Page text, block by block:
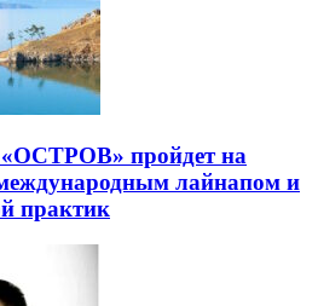
«ОСТРОВ» пройдет на
лайнапом и
практик